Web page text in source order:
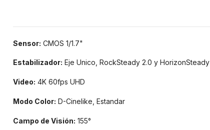
Sensor: CMOS 1/1.7"
Estabilizador: Eje Unico, RockSteady 2.0 y HorizonSteady
Video: 4K 60fps UHD
Modo Color: D-Cinelike, Estandar
Campo de Visión: 155°